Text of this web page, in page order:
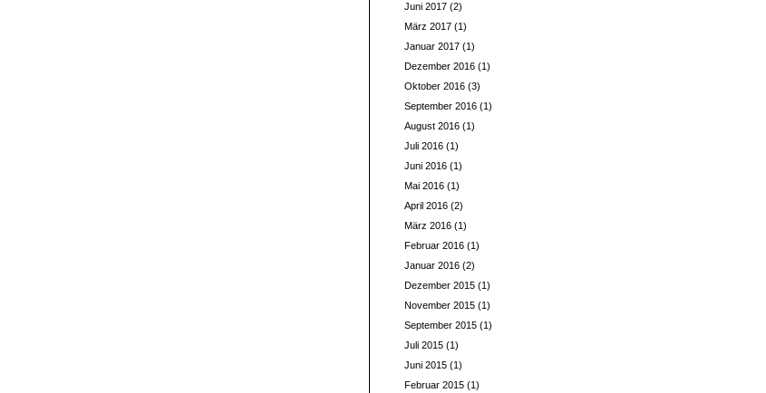
Juni 2017(2)
März 2017(1)
Januar 2017(1)
Dezember 2016(1)
Oktober 2016(3)
September 2016(1)
August 2016(1)
Juli 2016(1)
Juni 2016(1)
Mai 2016(1)
April 2016(2)
März 2016(1)
Februar 2016(1)
Januar 2016(2)
Dezember 2015(1)
November 2015(1)
September 2015(1)
Juli 2015(1)
Juni 2015(1)
Februar 2015(1)